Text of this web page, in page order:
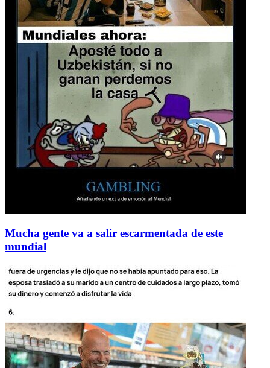
Mucha gente va a salir escarmentada de este
mundial